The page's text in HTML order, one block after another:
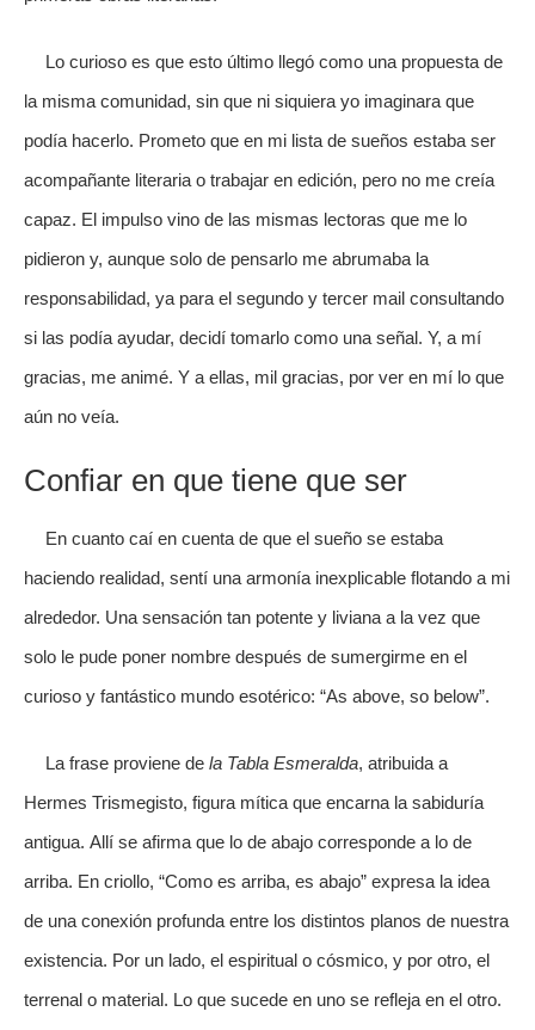
Lo curioso es que esto último llegó como una propuesta de
la misma comunidad, sin que ni siquiera yo imaginara que
podía hacerlo. Prometo que en mi lista de sueños estaba ser
acompañante literaria o trabajar en edición, pero no me creía
capaz. El impulso vino de las mismas lectoras que me lo
pidieron y, aunque solo de pensarlo me abrumaba la
responsabilidad, ya para el segundo y tercer mail consultando
si las podía ayudar, decidí tomarlo como una señal. Y, a mí
gracias, me animé. Y a ellas, mil gracias, por ver en mí lo que
aún no veía.
Confiar en que tiene que ser
En cuanto caí en cuenta de que el sueño se estaba
haciendo realidad, sentí una armonía inexplicable flotando a mi
alrededor. Una sensación tan potente y liviana a la vez que
solo le pude poner nombre después de sumergirme en el
curioso y fantástico mundo esotérico: “As above, so below”.
La frase proviene de la Tabla Esmeralda, atribuida a
Hermes Trismegisto, figura mítica que encarna la sabiduría
antigua. Allí se afirma que lo de abajo corresponde a lo de
arriba. En criollo, “Como es arriba, es abajo” expresa la idea
de una conexión profunda entre los distintos planos de nuestra
existencia. Por un lado, el espiritual o cósmico, y por otro, el
terrenal o material. Lo que sucede en uno se refleja en el otro.